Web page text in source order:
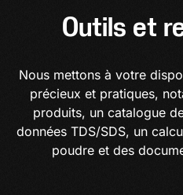
Outils et
Nous mettons à votre
précieux et pratiques,
produits, un catalogue
données TDS/SDS, un
poudre et des